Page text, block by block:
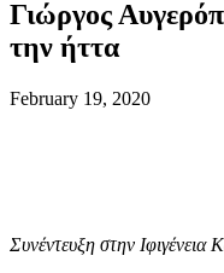
Γιώργος
την ήττα
February 19, 2020
Συνέντευξη στην Ιφιγένεια